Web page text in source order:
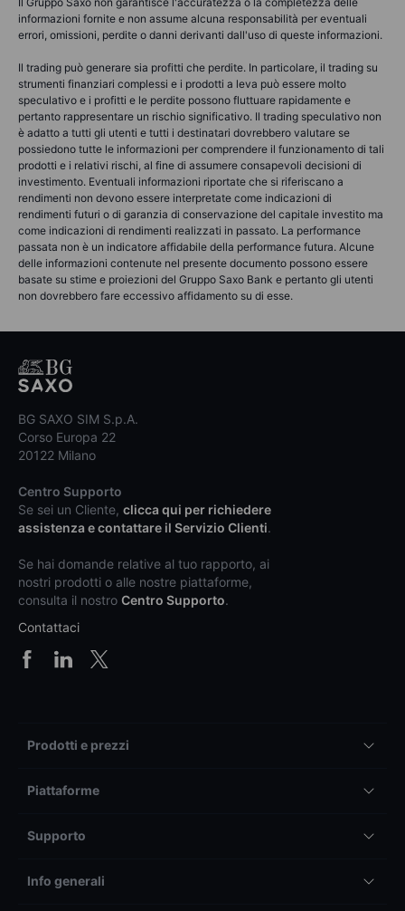
informazioni fornite e non assume alcuna responsabilità per eventuali
errori, omissioni, perdite o danni derivanti dall'uso di queste informazioni.
Il trading può generare sia profitti che perdite. In particolare, il trading su
strumenti finanziari complessi e i prodotti a leva può essere molto
speculativo e i profitti e le perdite possono fluttuare rapidamente e
pertanto rappresentare un rischio significativo. Il trading speculativo non
è adatto a tutti gli utenti e tutti i destinatari dovrebbero valutare se
possiedono tutte le informazioni per comprendere il funzionamento di tali
prodotti e i relativi rischi, al fine di assumere consapevoli decisioni di
investimento. Eventuali informazioni riportate che si riferiscano a
rendimenti non devono essere interpretate come indicazioni di
rendimenti futuri o di garanzia di conservazione del capitale investito ma
come indicazioni di rendimenti realizzati in passato. La performance
passata non è un indicatore affidabile della performance futura. Alcune
delle informazioni contenute nel presente documento possono essere
basate su stime e proiezioni del Gruppo Saxo Bank e pertanto gli utenti
non dovrebbero fare eccessivo affidamento su di esse.
BG SAXO SIM S.p.A.
Corso Europa 22
20122 Milano
Centro Supporto
Se sei un Cliente, clicca qui per richiedere
assistenza e contattare il Servizio Clienti.
Se hai domande relative al tuo rapporto, ai
nostri prodotti o alle nostre piattaforme,
consulta il nostro Centro Supporto.
Contattaci
Prodotti e prezzi
Piattaforme
Supporto
Info generali